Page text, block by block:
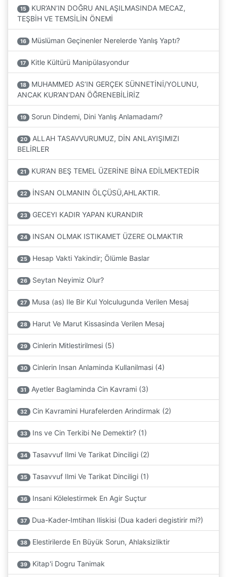
15
KUR’AN’IN DOĞRU ANLAŞILMASINDA MECAZ,
TEŞBİH VE TEMSİLİN ÖNEMİ
16 Müslüman Geçinenler Nerelerde Yanlış Yaptı?
17 Kitle Kültürü Manipülasyondur
18
MUHAMMED AS’IN GERÇEK SÜNNETİNİ/YOLUNU,
ANCAK KUR’AN’DAN ÖĞRENEBİLİRİZ
19 Sorun Dindemi, Dini Yanlış Anlamadamı?
20
ALLAH TASAVVURUMUZ, DİN ANLAYIŞIMIZI
BELİRLER
21 KUR’AN BEŞ TEMEL ÜZERİNE BİNA EDİLMEKTEDİR
22 İNSAN OLMANIN ÖLÇÜSÜ,AHLAKTIR.
23 GECEYI KADIR YAPAN KURANDIR
24 INSAN OLMAK ISTIKAMET ÜZERE OLMAKTIR
25 Hesap Vakti Yakindir; Ölümle Baslar
26 Seytan Neyimiz Olur?
27 Musa (as) Ile Bir Kul Yolculugunda Verilen Mesaj
28 Harut Ve Marut Kissasinda Verilen Mesaj
29 Cinlerin Mitlestirilmesi (5)
30 Cinlerin Insan Anlaminda Kullanilmasi (4)
31 Ayetler Baglaminda Cin Kavrami (3)
32 Cin Kavramini Hurafelerden Arindirmak (2)
33 Ins ve Cin Terkibi Ne Demektir? (1)
34 Tasavvuf Ilmi Ve Tarikat Dinciligi (2)
35 Tasavvuf Ilmi Ve Tarikat Dinciligi (1)
36 Insani Kölelestirmek En Agir Suçtur
37 Dua-Kader-Imtihan Iliskisi (Dua kaderi degistirir mi?)
38 Elestirilerde En Büyük Sorun, Ahlaksizliktir
39 Kitap'i Dogru Tanimak